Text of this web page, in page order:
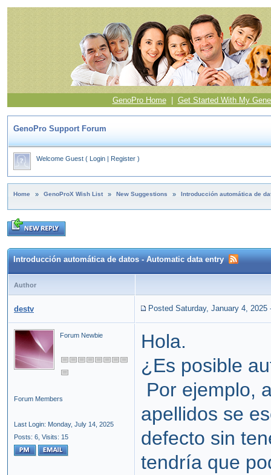
GenoPro Home| Get Started With My
GenoPro Support Forum
Welcome Guest ( Login | Register )
Home » GenoProX Wish List » New Suggestions » Introducción automática de
Introducción automática de datos - Automatic data entry
Author
destv Posted Saturday, January 4, 2025
Forum Newbie
Forum Members
Last Login: Monday, July 14, 2025
Posts: 6, Visits: 15
Hola.
¿Es posible
Por ejemplo,
apellidos se
defecto sin
tendría que